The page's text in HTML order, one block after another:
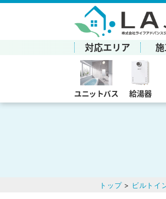
対応エリア
ユニットバス 給湯器
トップ> ビルトイ